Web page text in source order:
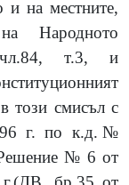
и на местните,
на Народното
чл.84, т.3, и
този смисъл с
г. по к.д.№
№ 6 от